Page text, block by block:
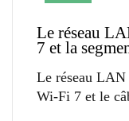
Le réseau
7 et la
Le réseau LAN
Wi-Fi 7 et le